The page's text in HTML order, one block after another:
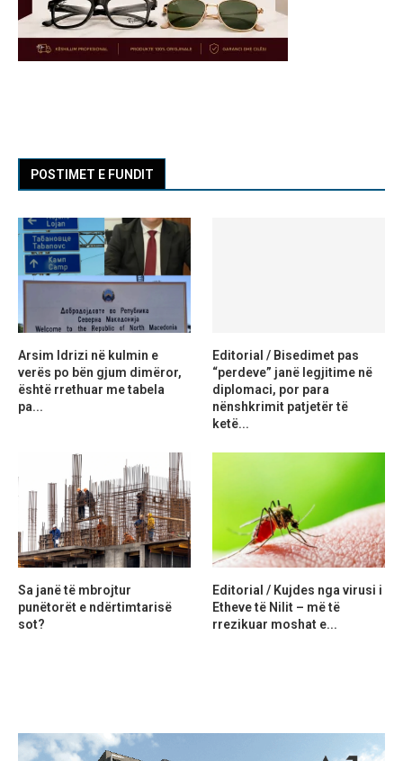
POSTIMET E FUNDIT
Arsim Idrizi në kulmin e
verës po bën gjum dimëror,
është rrethuar me tabela
pa...
Editorial / Bisedimet pas
“perdeve” janë legjitime në
diplomaci, por para
nënshkrimit patjetër të
ketë...
Sa janë të mbrojtur
punëtorët e ndërtimtarisë
sot?
Editorial / Kujdes nga virusi i
Etheve të Nilit – më të
rrezikuar moshat e...